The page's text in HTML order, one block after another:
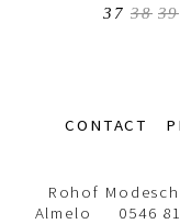
37 38 39
Footer-CONTACT
Rohof
Almelo 0546